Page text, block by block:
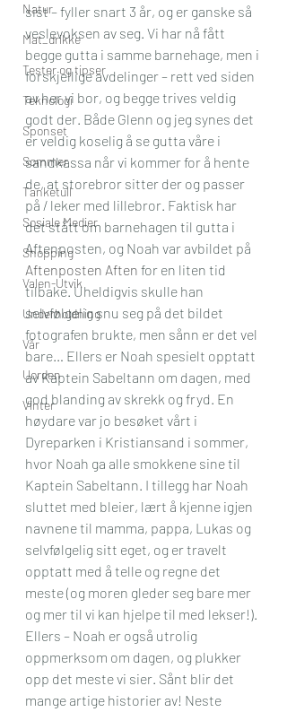
Natur
Mat_drikke
Tester og tipser
Teknologi
Sponset
Sommer
Tanketull
Sosiale Medier
Shopping
Valen-Utvik
Underholdning
Vår
Uorden
Vinter
sist – fyller snart 3 år, og er ganske så
veslevoksen av seg. Vi har nå fått
begge gutta i samme barnehage, men i
forskjellige avdelinger – rett ved siden
av her vi bor, og begge trives veldig
godt der. Både Glenn og jeg synes det
er veldig koselig å se gutta våre i
sandkassa når vi kommer for å hente
de, at storebror sitter der og passer
på / leker med lillebror. Faktisk har
det stått om barnehagen til gutta i
Aftenposten, og Noah var avbildet på
Aftenposten Aften for en liten tid
tilbake. Uheldigvis skulle han
selvfølgelig snu seg på det bildet
fotografen brukte, men sånn er det vel
bare… Ellers er Noah spesielt opptatt
av Kaptein Sabeltann om dagen, med
god blanding av skrekk og fryd. En
høydare var jo besøket vårt i
Dyreparken i Kristiansand i sommer,
hvor Noah ga alle smokkene sine til
Kaptein Sabeltann. I tillegg har Noah
sluttet med bleier, lært å kjenne igjen
navnene til mamma, pappa, Lukas og
selvfølgelig sitt eget, og er travelt
opptatt med å telle og regne det
meste (og moren gleder seg bare mer
og mer til vi kan hjelpe til med lekser!).
Ellers – Noah er også utrolig
oppmerksom om dagen, og plukker
opp det meste vi sier. Sånt blir det
mange artige historier av! Neste